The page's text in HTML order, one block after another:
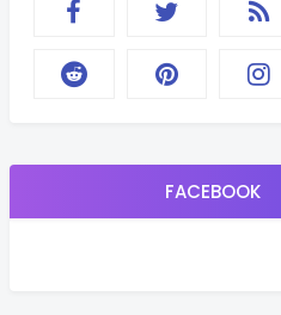
FACEBOOK